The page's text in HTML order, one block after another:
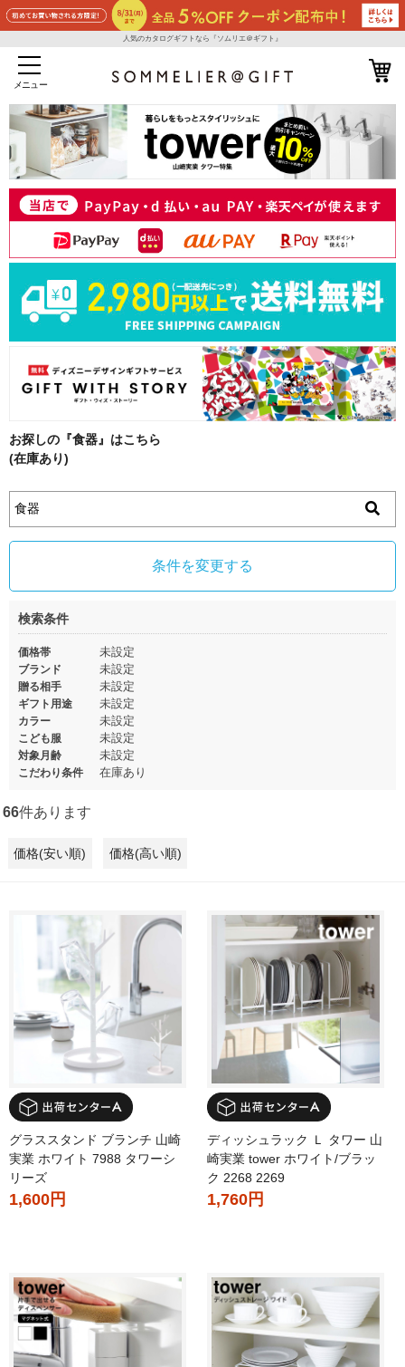
人気のカタログギフトなら『ソムリエ＠ギフト』
メニュー
お探しの『食器』はこちら
(在庫あり)
条件を変更する
検索条件
価格帯 未設定
ブランド 未設定
贈る相手 未設定
ギフト用途 未設定
カラー 未設定
こども服 未設定
対象月齢 未設定
こだわり条件 在庫あり
66件あります
価格(安い順) 価格(高い順)
グラススタンド ブランチ 山崎
実業 ホワイト 7988 タワーシ
リーズ
1,600円
ディッシュラック Ｌ タワー 山
崎実業 tower ホワイト/ブラッ
ク 2268 2269
1,760円